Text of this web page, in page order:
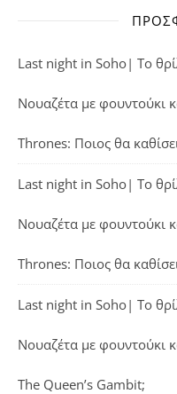
Last night in Soho| Το
Νουαζέτα με φουντούκι
Thrones: Ποιος θα
Last night in Soho| Το
Νουαζέτα με φουντούκι
Thrones: Ποιος θα
Last night in Soho| Το
Νουαζέτα με φουντούκι
The Queen’s Gambit;